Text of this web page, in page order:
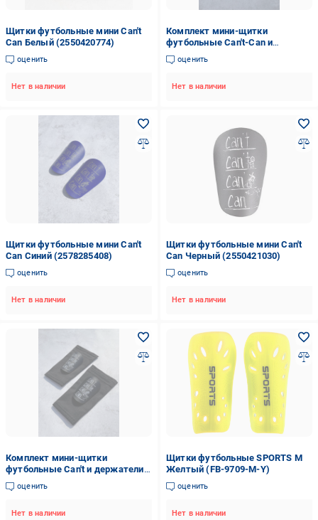
Щитки футбольные мини Can't
Can Белый (2550420774)
оценить
Нет в наличии
Комплект мини-щитки
футбольные Can't-Can и
держатели сеточки под щитки S
Белый (2578261231)
оценить
Нет в наличии
Щитки футбольные мини Can't
Can Синий (2578285408)
оценить
Нет в наличии
Щитки футбольные мини Can't
Can Черный (2550421030)
оценить
Нет в наличии
Комплект мини-щитки
футбольные Can't и держатели
сеточки под щитки Черный
(2578267408)
оценить
Нет в наличии
Щитки футбольные SPORTS M
Желтый (FB-9709-M-Y)
оценить
Нет в наличии